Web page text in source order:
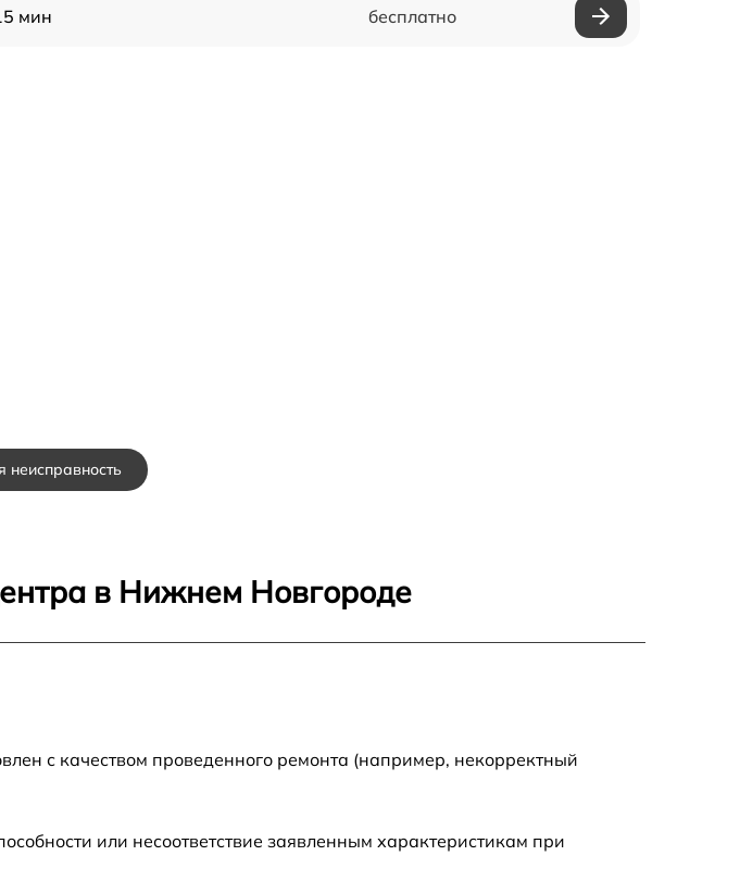
мин бесплатно
неисправность
в Нижнем Новгороде
с качеством проведенного ремонта (например, некорректный
или несоответствие заявленным характеристикам при